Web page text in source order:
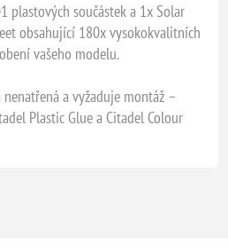
plastových součástek a 1x Solar
obsahující 180x vysokokvalitních
vašeho modelu.
a vyžaduje montáž –
Plastic Glue a Citadel Colour